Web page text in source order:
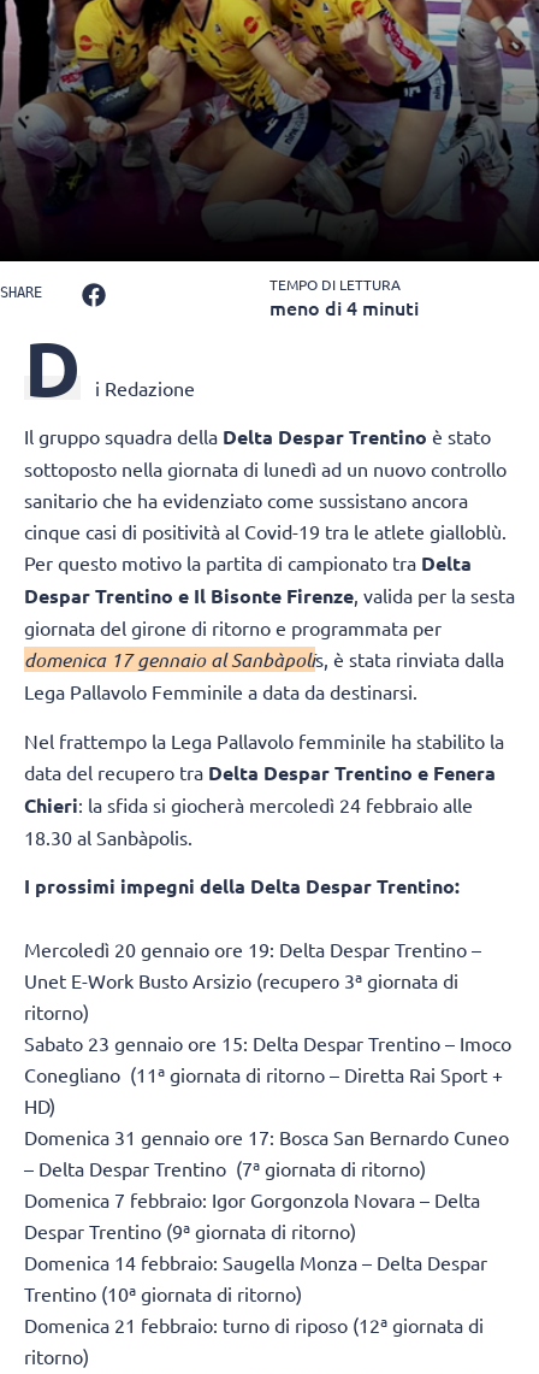
SHARE TEMPO DI LETTURA
meno di 4 minuti
D i Redazione
Il gruppo squadra della Delta Despar Trentino è stato
sottoposto nella giornata di lunedì ad un nuovo controllo
sanitario che ha evidenziato come sussistano ancora
cinque casi di positività al Covid-19 tra le atlete gialloblù.
Per questo motivo la partita di campionato tra Delta
Despar Trentino e Il Bisonte Firenze, valida per la sesta
giornata del girone di ritorno e programmata per
domenica 17 gennaio al Sanbàpolis, è stata rinviata dalla
Lega Pallavolo Femminile a data da destinarsi.
Nel frattempo la Lega Pallavolo femminile ha stabilito la
data del recupero tra Delta Despar Trentino e Fenera
Chieri: la sfida si giocherà mercoledì 24 febbraio alle
18.30 al Sanbàpolis.
I prossimi impegni della Delta Despar Trentino:
Mercoledì 20 gennaio ore 19: Delta Despar Trentino –
Unet E-Work Busto Arsizio (recupero 3ª giornata di
ritorno)
Sabato 23 gennaio ore 15: Delta Despar Trentino – Imoco
Conegliano (11ª giornata di ritorno – Diretta Rai Sport +
HD)
Domenica 31 gennaio ore 17: Bosca San Bernardo Cuneo
– Delta Despar Trentino (7ª giornata di ritorno)
Domenica 7 febbraio: Igor Gorgonzola Novara – Delta
Despar Trentino (9ª giornata di ritorno)
Domenica 14 febbraio: Saugella Monza – Delta Despar
Trentino (10ª giornata di ritorno)
Domenica 21 febbraio: turno di riposo (12ª giornata di
ritorno)